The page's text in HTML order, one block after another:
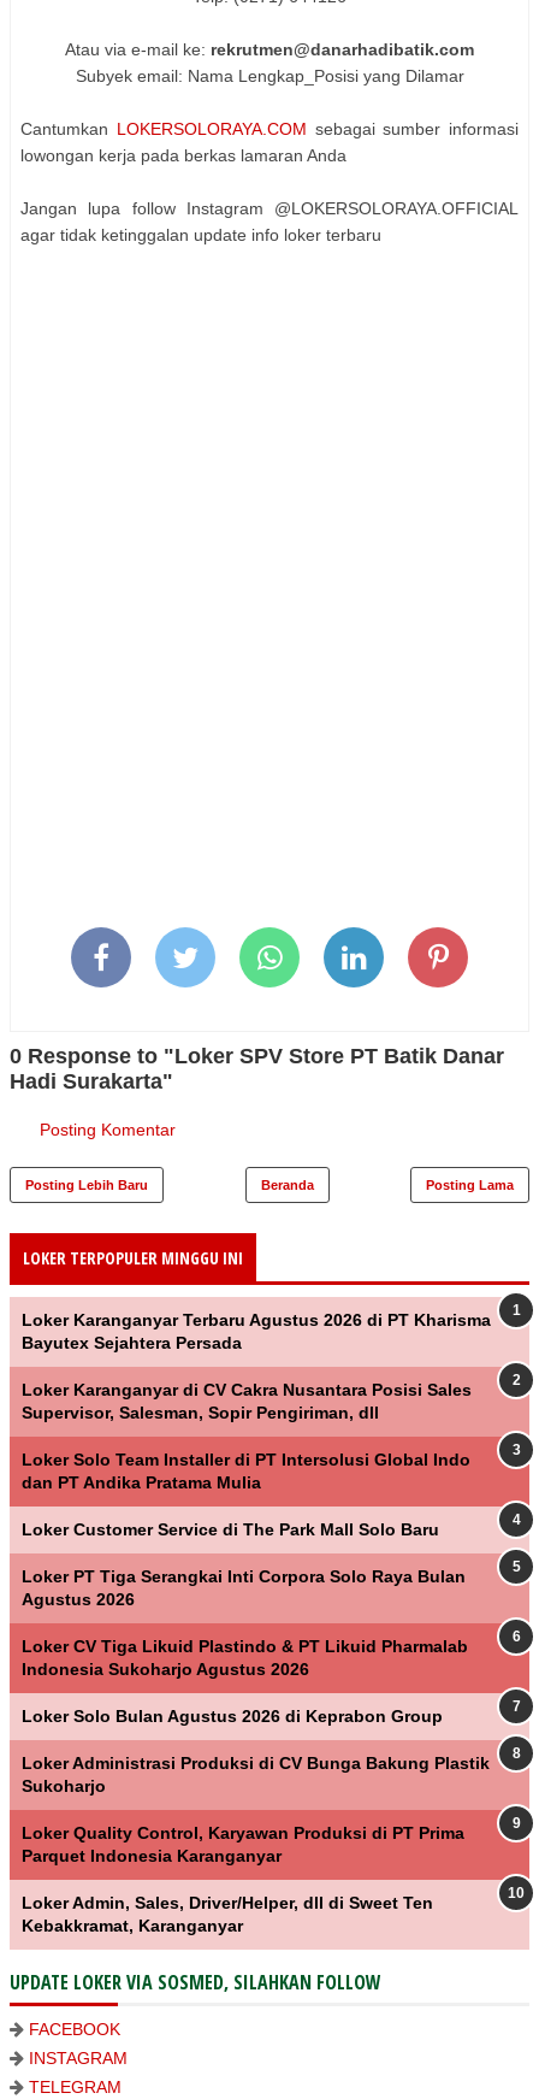
Atau via e-mail ke: rekrutmen@danarhadibatik.com
Subyek email: Nama Lengkap_Posisi yang Dilamar
Cantumkan LOKERSOLORAYA.COM sebagai sumber informasi
lowongan kerja pada berkas lamaran Anda
Jangan lupa follow Instagram @LOKERSOLORAYA.OFFICIAL
agar tidak ketinggalan update info loker terbaru
0 Response to "Loker SPV Store PT Batik Danar
Hadi Surakarta"
Posting Komentar
Posting Lebih Baru Posting Lama
Beranda
LOKER TERPOPULER MINGGU INI
Loker Karanganyar Terbaru Agustus 2026 di PT Kharisma
Bayutex Sejahtera Persada
Loker Karanganyar di CV Cakra Nusantara Posisi Sales
Supervisor, Salesman, Sopir Pengiriman, dll
Loker Solo Team Installer di PT Intersolusi Global Indo
dan PT Andika Pratama Mulia
Loker Customer Service di The Park Mall Solo Baru
Loker PT Tiga Serangkai Inti Corpora Solo Raya Bulan
Agustus 2026
Loker CV Tiga Likuid Plastindo & PT Likuid Pharmalab
Indonesia Sukoharjo Agustus 2026
Loker Solo Bulan Agustus 2026 di Keprabon Group
Loker Administrasi Produksi di CV Bunga Bakung Plastik
Sukoharjo
Loker Quality Control, Karyawan Produksi di PT Prima
Parquet Indonesia Karanganyar
Loker Admin, Sales, Driver/Helper, dll di Sweet Ten
Kebakkramat, Karanganyar
UPDATE LOKER VIA SOSMED, SILAHKAN FOLLOW
FACEBOOK
INSTAGRAM
TELEGRAM